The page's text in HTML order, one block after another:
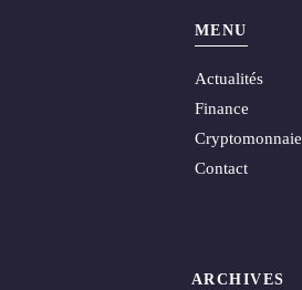
MENU
Actualités
Finance
Cryptomonnaie
Contact
ARCHIVES